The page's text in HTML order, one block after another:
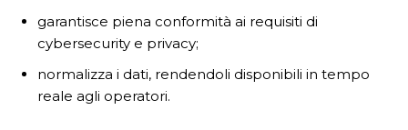
garantisce piena conformità ai requisiti di
cybersecurity e privacy;
normalizza i dati, rendendoli disponibili in tempo
reale agli operatori.